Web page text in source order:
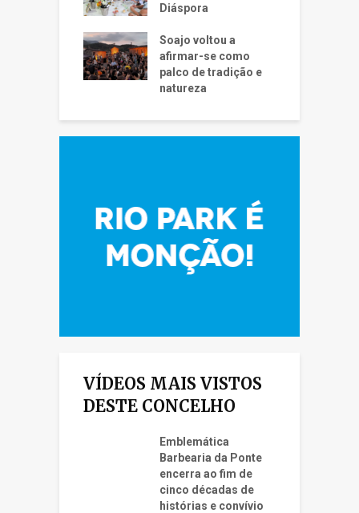
Diáspora
Soajo voltou a
afirmar-se como
palco de tradição e
natureza
VÍDEOS MAIS VISTOS
DESTE CONCELHO
Emblemática
Barbearia da Ponte
encerra ao fim de
cinco décadas de
histórias e convívio